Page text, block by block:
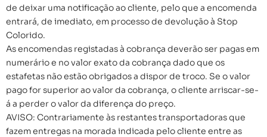
de deixar uma notificação ao cliente, pelo que a encomenda
entrará, de imediato, em processo de devolução à Stop
Colorido.
As encomendas registadas à cobrança deverão ser pagas em
numerário e no valor exato da cobrança dado que os
estafetas não estão obrigados a dispor de troco. Se o valor
pago for superior ao valor da cobrança, o cliente arriscar-se-
á a perder o valor da diferença do preço.
AVISO: Contrariamente às restantes transportadoras que
fazem entregas na morada indicada pelo cliente entre as